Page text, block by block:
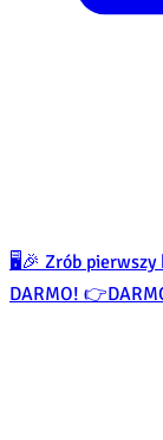
🖥️🎉 Zrób
DARMO! 👉